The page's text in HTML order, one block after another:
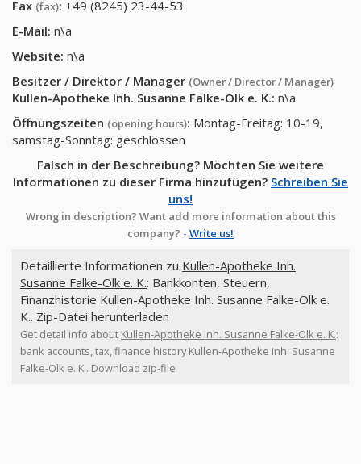
Fax (fax): +49 (8245) 23-44-53
E-Mail: n\a
Website: n\a
Besitzer / Direktor / Manager (Owner / Director / Manager)
Kullen-Apotheke Inh. Susanne Falke-Olk e. K.: n\a
Öffnungszeiten (opening hours): Montag-Freitag: 10-19,
samstag-Sonntag: geschlossen
Falsch in der Beschreibung? Möchten Sie weitere
Informationen zu dieser Firma hinzufügen? Schreiben Sie
uns!
Wrong in description? Want add more information about this
company? - Write us!
Detaillierte Informationen zu Kullen-Apotheke Inh.
Susanne Falke-Olk e. K.: Bankkonten, Steuern,
Finanzhistorie Kullen-Apotheke Inh. Susanne Falke-Olk e.
K.. Zip-Datei herunterladen
Get detail info about Kullen-Apotheke Inh. Susanne Falke-Olk e. K.:
bank accounts, tax, finance history Kullen-Apotheke Inh. Susanne
Falke-Olk e. K.. Download zip-file